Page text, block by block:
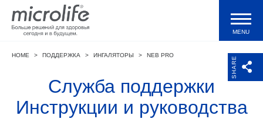
Продукция
Тонометры WatchBP
MENU
SHARE
HOME > ПОДДЕРЖКА > ИНГАЛЯТОРЫ > NEB PRO
Служба поддержки
Инструкции и руководства